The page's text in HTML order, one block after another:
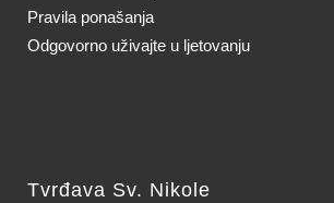
Pravila ponašanja
Odgovorno uživajte u ljetovanju
Tvrđava Sv. Nikole